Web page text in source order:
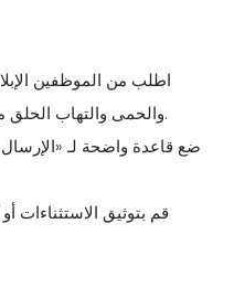
والحمى والتهاب الحلق مع الحمى أو اليرقان قبل بدء المناوبة.